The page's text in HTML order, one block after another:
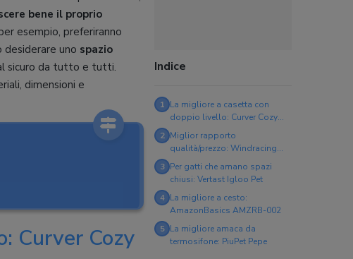
Indice
1 La migliore a casetta con
doppio livello: Curver Cozy
Cuccia
2 Miglior rapporto
qualità/prezzo: Windracing
Cuccia da interni per gatti
3 Per gatti che amano spazi
chiusi: Vertast Igloo Pet
4 La migliore a cesto:
AmazonBasics AMZRB-002
5 La migliore amaca da
termosifone: PiuPet Pepe
bene il proprio
esempio, preferiranno
uno spazio
sicuro da tutto e tutti.
dimensioni e
Curver Cozy